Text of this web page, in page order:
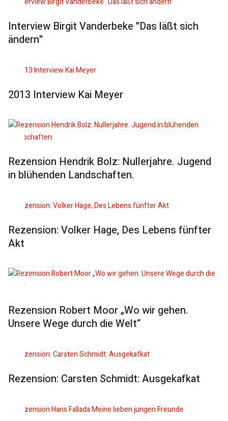
Interview Birgit Vanderbeke "Das läßt sich
ändern"
2013 Interview Kai Meyer
Rezension Hendrik Bolz: Nullerjahre. Jugend
in blühenden Landschaften.
Rezension: Volker Hage, Des Lebens fünfter
Akt
Rezension Robert Moor „Wo wir gehen.
Unsere Wege durch die Welt“
Rezension: Carsten Schmidt: Ausgekafkat